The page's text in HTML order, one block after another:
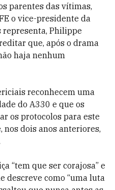
parentes das vítimas,
o vice-presidente da
representa, Philippe
que, após o drama
haja nenhum
reconhecem uma
do A330 e que os
os protocolos para este
dois anos anteriores,
“tem que ser corajosa” e
descreve como “uma luta